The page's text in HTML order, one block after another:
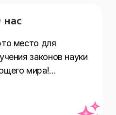
нас
место для
законов науки
мира!